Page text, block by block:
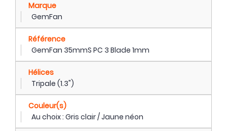
Marque
GemFan
Référence
GemFan 35mmS PC 3 Blade 1mm
Hélices
Tripale (1.3")
Couleur(s)
Au choix : Gris clair / Jaune néon